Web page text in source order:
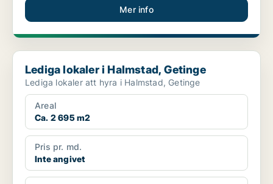
Mer info
Lediga lokaler i Halmstad, Getinge
Lediga lokaler i Halmstad, Getinge
Lediga lokaler att hyra i Halmstad, Getinge
Areal
Ca. 2 695 m2
Pris pr. md.
Inte angivet